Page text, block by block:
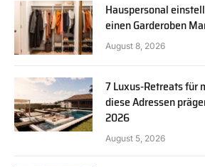
Hauspersonal
einen Garderoben
August 8, 2026
7 Luxus-Retreats für
diese Adressen
2026
August 5, 2026